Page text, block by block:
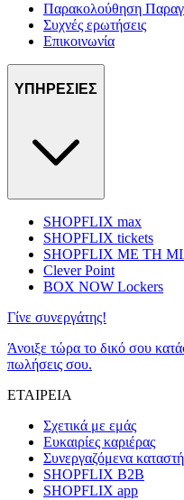
Παρακολούθηση
Συχνές ερωτήσεις
Επικοινωνία
ΥΠΗΡΕΣΙΕΣ
SHOPFLIX max
SHOPFLIX tickets
SHOPFLIX ΜΕ ΤΗ
Clever Point
BOX NOW Lockers
Γίνε συνεργάτης!
Άνοιξε τώρα το δικό σου
πωλήσεις σου.
ΕΤΑΙΡΕΙΑ
Σχετικά με εμάς
Ευκαιρίες καριέρας
Συνεργαζόμενα
SHOPFLIX B2B
SHOPFLIX app